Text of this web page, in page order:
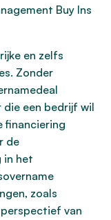
Buy Ins
en zelfs
Zonder
die een bedrijf wil
financiering
de
in het
zoals
van